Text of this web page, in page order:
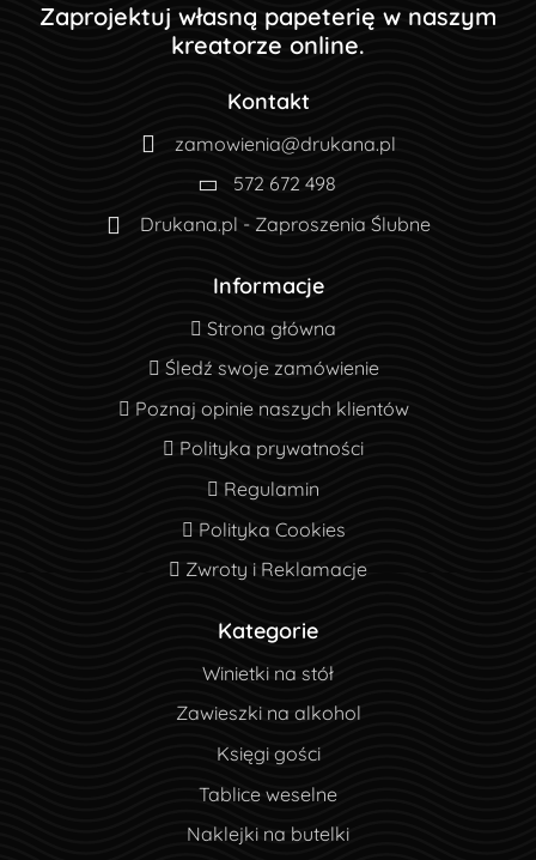
Zaprojektuj własną papeterię w naszym
kreatorze online.
Kontakt
zamowienia@drukana.pl
572 672 498
Drukana.pl - Zaproszenia Ślubne
Informacje
Strona główna
Strona główna
Śledź swoje zamówienie
Śledź swoje zamówienie
Poznaj opinie naszych klientów
Poznaj opinie naszych klientów
Polityka prywatności
Polityka prywatności
Regulamin
Regulamin
Polityka Cookies
Polityka Cookies
Zwroty i Reklamacje
Zwroty i Reklamacje
Kategorie
Winietki na stół
Zawieszki na alkohol
Księgi gości
Tablice weselne
Naklejki na butelki